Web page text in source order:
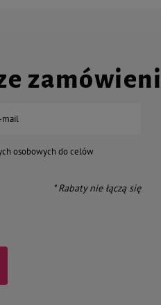
mail
osobowych do celów
* Rabaty nie łączą się